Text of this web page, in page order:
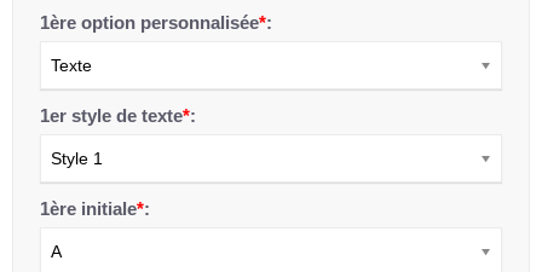
1ère option personnalisée*:
Texte
1er style de texte*:
Style 1
1ère initiale*:
A